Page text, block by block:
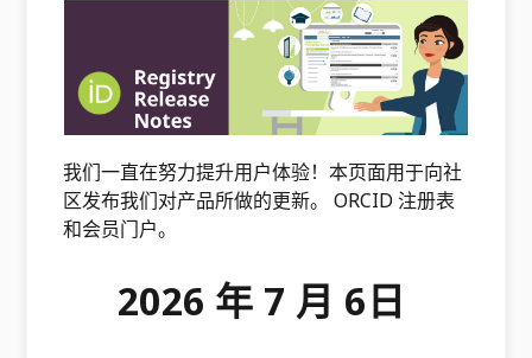
我们一直在努力提升用户体验！本页面用于向社
区发布我们对产品所做的更新。 ORCID 注册表
和会员门户。
2026 年 7 月 6日